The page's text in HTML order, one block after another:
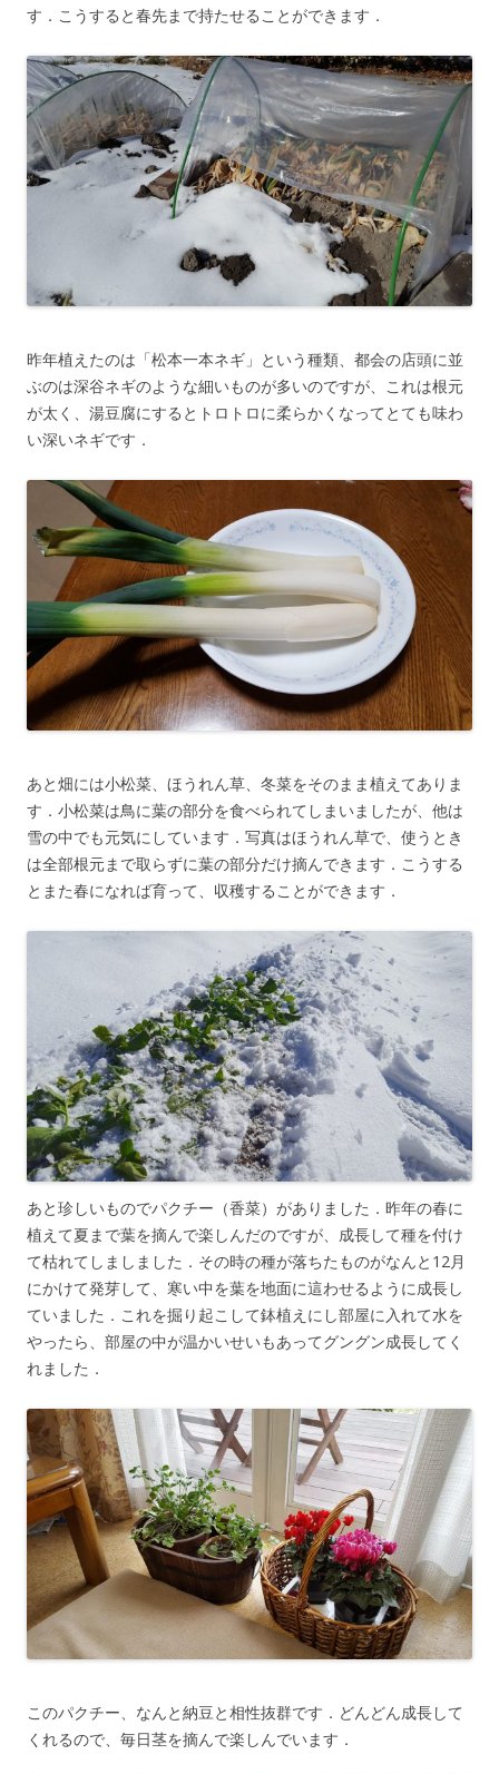
す．こうすると春先まで持たせることができます．
昨年植えたのは「松本一本ネギ」という種類、都会の店頭に並
ぶのは深谷ネギのような細いものが多いのですが、これは根元
が太く、湯豆腐にするとトロトロに柔らかくなってとても味わ
い深いネギです．
あと畑には小松菜、ほうれん草、冬菜をそのまま植えてありま
す．小松菜は鳥に葉の部分を食べられてしまいましたが、他は
雪の中でも元気にしています．写真はほうれん草で、使うとき
は全部根元まで取らずに葉の部分だけ摘んできます．こうする
とまた春になれば育って、収穫することができます．
あと珍しいものでパクチー（香菜）がありました．昨年の春に
植えて夏まで葉を摘んで楽しんだのですが、成長して種を付け
て枯れてしましました．その時の種が落ちたものがなんと12月
にかけて発芽して、寒い中を葉を地面に這わせるように成長し
ていました．これを掘り起こして鉢植えにし部屋に入れて水を
やったら、部屋の中が温かいせいもあってグングン成長してく
れました．
このパクチー、なんと納豆と相性抜群です．どんどん成長して
くれるので、毎日茎を摘んで楽しんでいます．